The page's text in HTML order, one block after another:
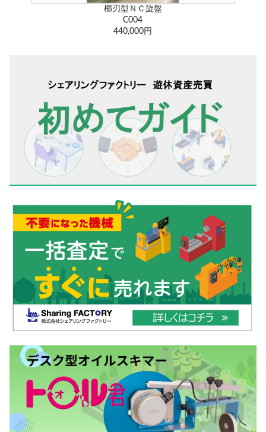
工具研削盤
GE-120S
132,000円